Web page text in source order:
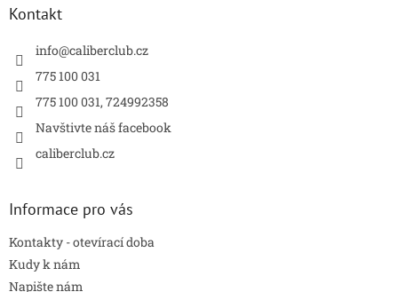
Kontakt
info@caliberclub.cz
775 100 031
775 100 031, 724992358
Navštivte náš facebook
caliberclub.cz
Informace pro vás
Kontakty - otevírací doba
Kudy k nám
Napište nám